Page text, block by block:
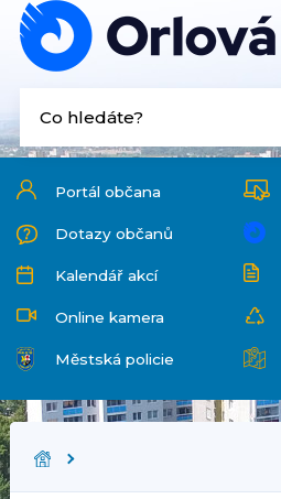
Portál občana
Dotazy občanů
Kalendář akcí
Online kamera
Městská policie